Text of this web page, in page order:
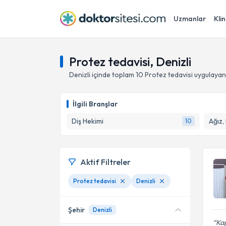
Uzmanlar
Protez tedavisi, Denizli
Denizli içinde toplam 10 Protez tedavisi
İlgili Branşlar
Diş Hekimi
10
Aktif Filtreler
Protez tedavisi Denizli
Şehir Denizli